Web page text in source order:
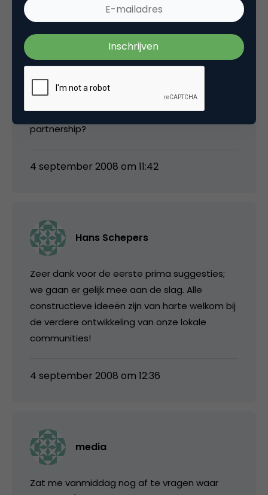
een goede adviesgroep hebben, anders is het
bij voorbaat een flop.
Desondanks is het initiatief goed, maar ik zie
de kans van slagen gering in. Overigens ben ik
wel benieuwd, heb me niet verdiept in de
samenwerking met higherlevel, hoe dat
samengaat met een gesponsord
partnership?
4 september 2008 om 11:42
Hans Schepers
Zeer dank voor de eerste prima suggesties;
we gaan er gelijk mee aan de slag. Alle
constructieve ideeën zijn van harte welkom bij
de verdere ontwikkeling van onze lokale
communities!
4 september 2008 om 12:36
media
Zat me vanmiddag nog af te vragen waar